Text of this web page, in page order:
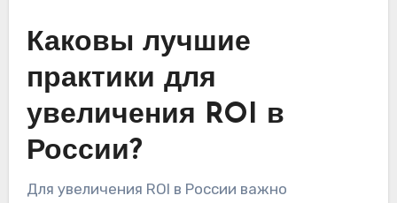
Каковы лучшие
практики для
увеличения ROI в
России?
Для увеличения ROI в России важно